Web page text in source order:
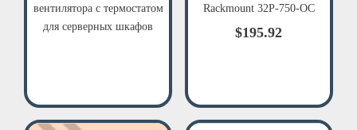
вентилятора с термостатом
для серверных шкафов
Rackmount 32Р-750-ОС
$195.92